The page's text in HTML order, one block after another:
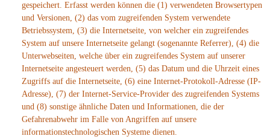
gespeichert. Erfasst werden können die (1) verwendeten Browsertypen
und Versionen, (2) das vom zugreifenden System verwendete
Betriebssystem, (3) die Internetseite, von welcher ein zugreifendes
System auf unsere Internetseite gelangt (sogenannte Referrer), (4) die
Unterwebseiten, welche über ein zugreifendes System auf unserer
Internetseite angesteuert werden, (5) das Datum und die Uhrzeit eines
Zugriffs auf die Internetseite, (6) eine Internet-Protokoll-Adresse (IP-
Adresse), (7) der Internet-Service-Provider des zugreifenden Systems
und (8) sonstige ähnliche Daten und Informationen, die der
Gefahrenabwehr im Falle von Angriffen auf unsere
informationstechnologischen Systeme dienen.